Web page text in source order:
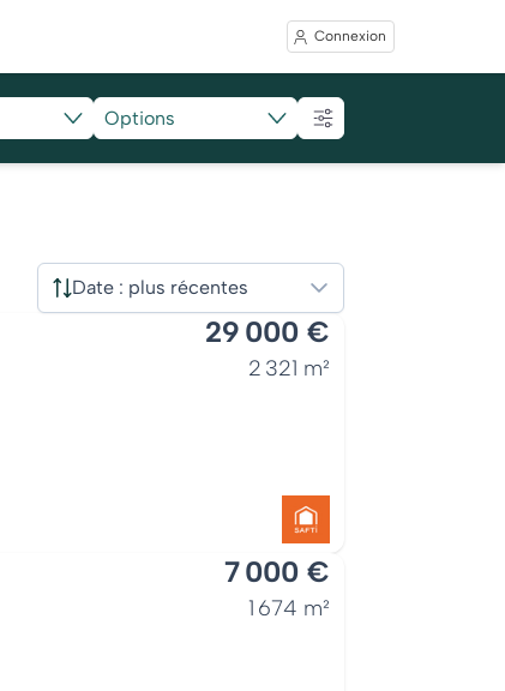
Connexion
Options
Trier
Date : plus récentes
29 000 €
2 321 m²
7 000 €
1 674 m²